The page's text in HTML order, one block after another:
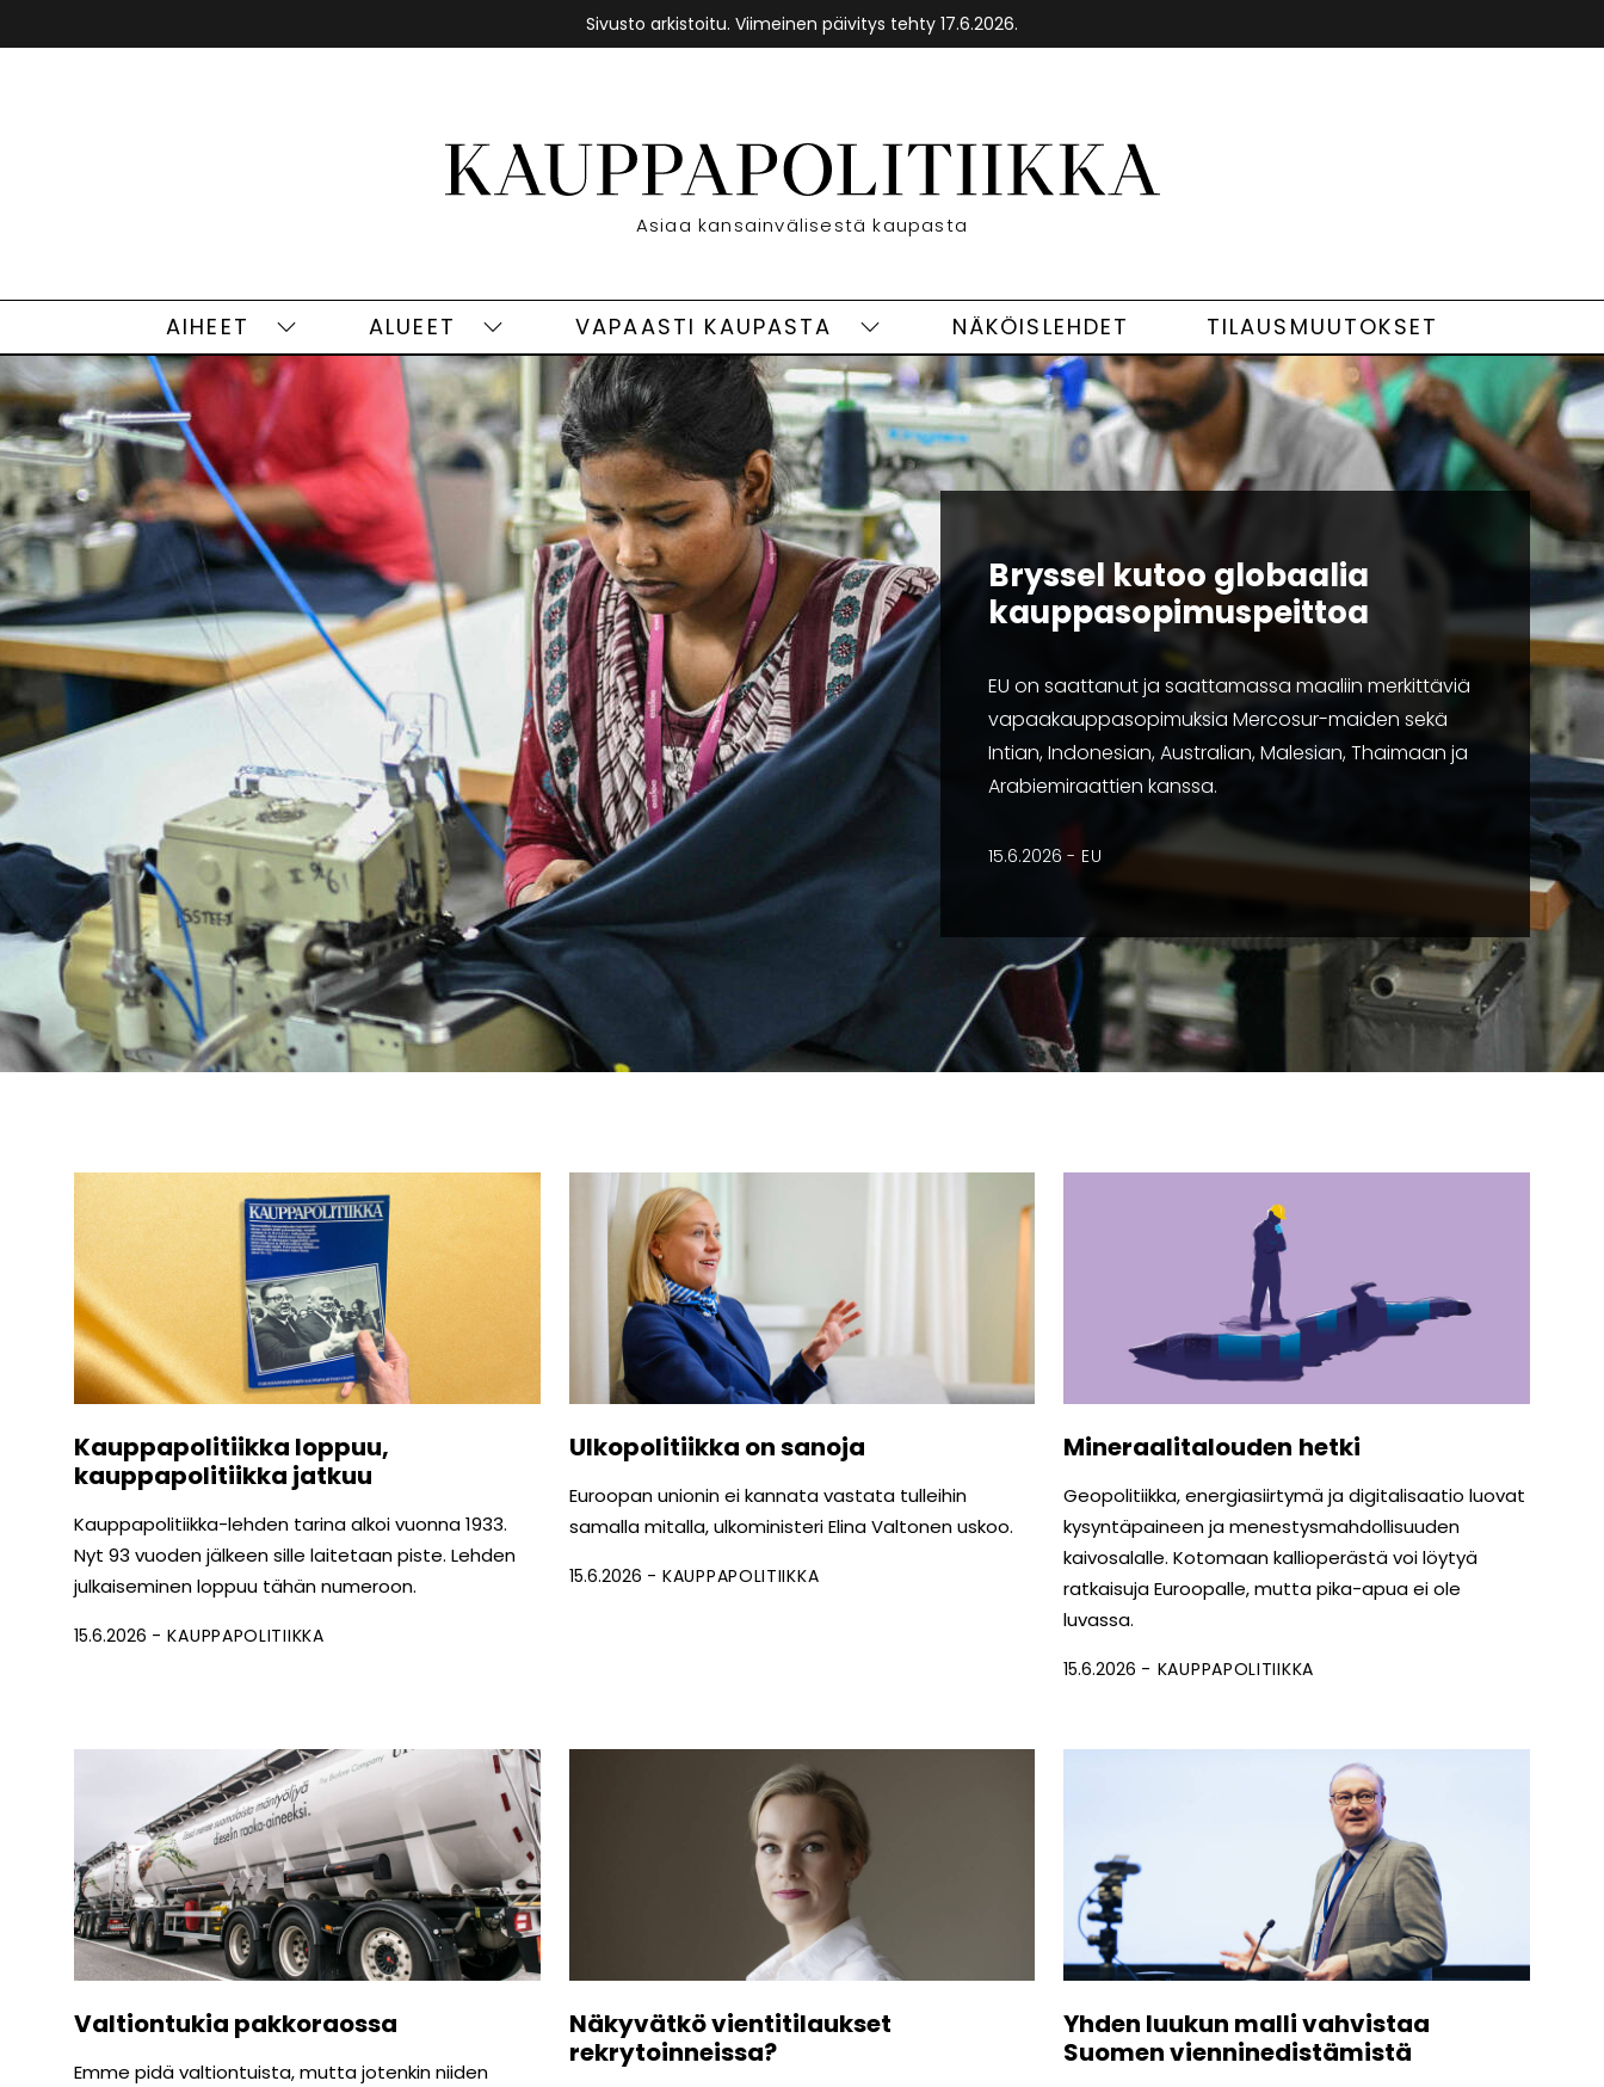
Sivusto arkistoitu. Viimeinen päivitys tehty 17.6.2026.
Asiaa kansainvälisestä kaupasta
AIHEET
Aiheet
alasivut
ALUEET
Alueet
alasivut
VAPAASTI KAUPASTA
Vapaasti
kaupasta
alasivut
NÄKÖISLEHDET TILAUSMUUTOKSET
Bryssel kutoo globaalia
kauppasopimuspeittoa
EU on saattanut ja saattamassa maaliin merkittäviä
vapaakauppasopimuksia Mercosur-maiden sekä
Intian, Indonesian, Australian, Malesian, Thaimaan ja
Arabiemiraattien kanssa.
15.6.2026 EU
Kauppapolitiikka loppuu,
kauppapolitiikka jatkuu
Kauppapolitiikka-lehden tarina alkoi vuonna 1933.
Nyt 93 vuoden jälkeen sille laitetaan piste. Lehden
julkaiseminen loppuu tähän numeroon.
15.6.2026 KAUPPAPOLITIIKKA
Ulkopolitiikka on sanoja
Euroopan unionin ei kannata vastata tulleihin
samalla mitalla, ulkoministeri Elina Valtonen uskoo.
15.6.2026 KAUPPAPOLITIIKKA
Mineraalitalouden hetki
Geopolitiikka, energiasiirtymä ja digitalisaatio luovat
kysyntäpaineen ja menestys­mahdollisuuden
kaivosalalle. Kotomaan kallioperästä voi löytyä
ratkaisuja Euroopalle, mutta pika-apua ei ole
luvassa.
15.6.2026 KAUPPAPOLITIIKKA
Valtiontukia pakkoraossa
Emme pidä valtiontuista, mutta jotenkin niiden
Näkyvätkö vientitilaukset
rekrytoinneissa?
Yhden luukun malli vahvistaa
Suomen vienninedistämistä